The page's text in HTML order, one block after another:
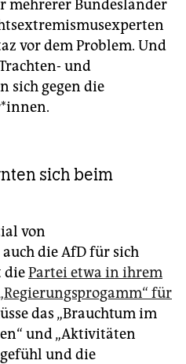
mehrerer Bundesländer
vor dem Problem. Und
und
sich gegen die
sich beim
von
die AfD für sich
diePartei etwa in ihrem
für
das „Brauchtum im
und „Aktivitäten
und die